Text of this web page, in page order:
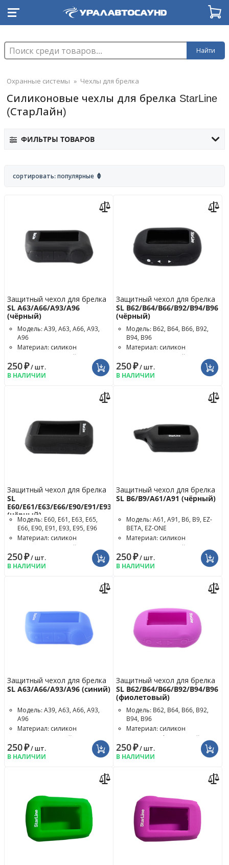
Найти
Охранные системы » Чехлы для брелка
Силиконовые чехлы для брелка StarLine
(СтарЛайн)
ФИЛЬТРЫ ТОВАРОВ
сортировать: популярные
Защитный чехол для брелка
SL A63/A66/A93/A96
(чёрный)
Модель: A39, A63, A66, A93,
A96
Материал: силикон
Цвет чехла: чёрный
250₽/ шт.
В НАЛИЧИИ
Защитный чехол для брелка
SL B62/B64/B66/B92/B94/B96
(чёрный)
Модель: B62, B64, B66, B92,
B94, B96
Материал: силикон
Цвет чехла: чёрный
250₽/ шт.
В НАЛИЧИИ
Защитный чехол для брелка
SL
E60/E61/E63/E66/E90/E91/E93/E96
(чёрный)
Модель: E60, E61, E63, E65,
E66, E90, E91, E93, E95, E96
Материал: силикон
Цвет чехла: чёрный
250₽/ шт.
В НАЛИЧИИ
Защитный чехол для брелка
SL B6/B9/A61/A91 (чёрный)
Модель: A61, A91, B6, B9, EZ-
BETA, EZ-ONE
Материал: силикон
Цвет чехла: чёрный
250₽/ шт.
В НАЛИЧИИ
Защитный чехол для брелка
SL A63/A66/A93/A96 (синий)
Модель: A39, A63, A66, A93,
A96
Материал: силикон
Цвет чехла: синий
250₽/ шт.
В НАЛИЧИИ
Защитный чехол для брелка
SL B62/B64/B66/B92/B94/B96
(фиолетовый)
Модель: B62, B64, B66, B92,
B94, B96
Материал: силикон
Цвет чехла: фиолетовый
250₽/ шт.
В НАЛИЧИИ